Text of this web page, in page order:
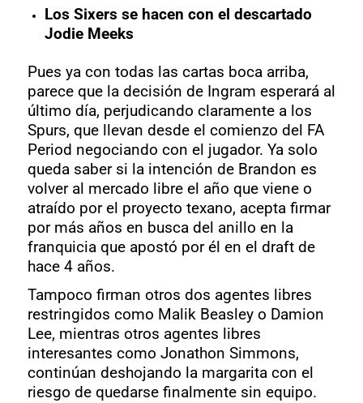
Los Sixers se hacen con el descartado
Jodie Meeks
Pues ya con todas las cartas boca arriba,
parece que la decisión de Ingram esperará al
último día, perjudicando claramente a los
Spurs, que llevan desde el comienzo del FA
Period negociando con el jugador. Ya solo
queda saber si la intención de Brandon es
volver al mercado libre el año que viene o
atraído por el proyecto texano, acepta firmar
por más años en busca del anillo en la
franquicia que apostó por él en el draft de
hace 4 años.
Tampoco firman otros dos agentes libres
restringidos como Malik Beasley o Damion
Lee, mientras otros agentes libres
interesantes como Jonathon Simmons,
continúan deshojando la margarita con el
riesgo de quedarse finalmente sin equipo.